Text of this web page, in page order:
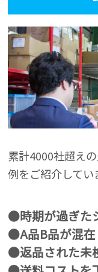
累計4000社超え
例をご紹介してい
●時期が過ぎた
●A品B品が混
●返品された未